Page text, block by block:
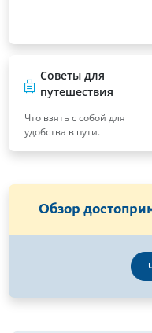
Советы для
путешествия
Что взять с собой для
удобства в пути.
Обзор